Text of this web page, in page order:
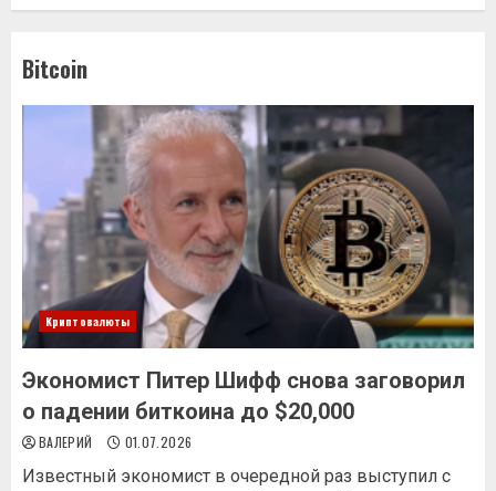
Bitcoin
Криптовалюты
Экономист Питер Шифф снова заговорил
о падении биткоина до $20,000
ВАЛЕРИЙ 01.07.2026
Известный экономист в очередной раз выступил с